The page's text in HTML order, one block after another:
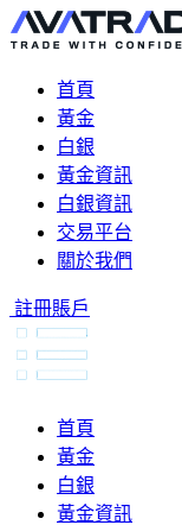
首頁
黃金
白銀
黃金資訊
白銀資訊
交易平台
關於我們
註冊賬戶
首頁
黃金
白銀
黃金資訊